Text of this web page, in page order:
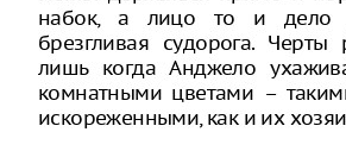
набок, а лицо то и дело
брезгливая судорога. Черты
лишь когда Анджело
комнатными цветами –
искореженными, как и их